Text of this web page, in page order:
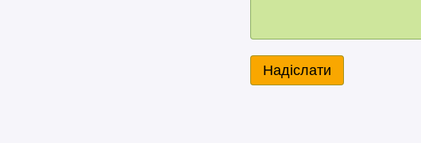
Надіслати